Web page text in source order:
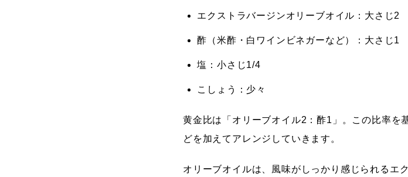
エクストラバージンオリーブオイル：大さじ2
酢（米酢・白ワインビネガーなど）：大さじ1
塩：小さじ1/4
こしょう：少々
黄金比は「オリーブオイル2：酢1」 。この比率を
どを加えてアレンジしていきます。
オリーブオイルは、風味がしっかり感じられるエ